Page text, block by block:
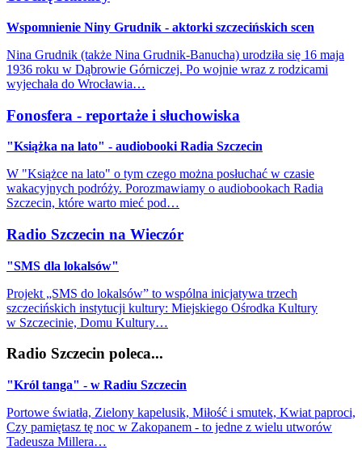
Wspomnienie Niny Grudnik - aktorki szczecińskich scen
Nina Grudnik (także Nina Grudnik-Banucha) urodziła się 16 maja
1936 roku w Dąbrowie Górniczej. Po wojnie wraz z rodzicami
wyjechała do Wrocławia…
Fonosfera - reportaże i słuchowiska
"Książka na lato" - audiobooki Radia Szczecin
W "Książce na lato" o tym czego można posłuchać w czasie
wakacyjnych podróży. Porozmawiamy o audiobookach Radia
Szczecin, które warto mieć pod…
Radio Szczecin na Wieczór
"SMS dla lokalsów"
Projekt „SMS do lokalsów” to wspólna inicjatywa trzech
szczecińskich instytucji kultury: Miejskiego Ośrodka Kultury
w Szczecinie, Domu Kultury…
Radio Szczecin poleca...
"Król tanga" - w Radiu Szczecin
Portowe światła, Zielony kapelusik, Miłość i smutek, Kwiat paproci,
Czy pamiętasz tę noc w Zakopanem - to jedne z wielu utworów
Tadeusza Millera…